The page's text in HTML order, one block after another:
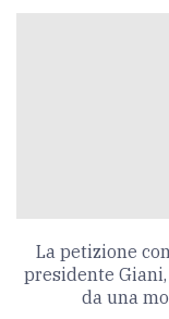
La petizione
presidente
da una